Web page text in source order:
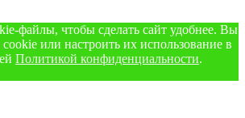
чтобы сделать сайт удобнее. Вы
или настроить их использование в
Политикой конфиденциальности.